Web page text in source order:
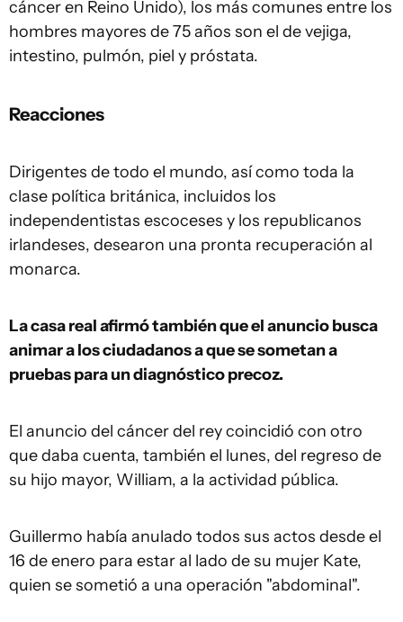
cáncer en Reino Unido), los más comunes entre los
hombres mayores de 75 años son el de vejiga,
intestino, pulmón, piel y próstata.
Reacciones
Dirigentes de todo el mundo, así como toda la
clase política británica, incluidos los
independentistas escoceses y los republicanos
irlandeses, desearon una pronta recuperación al
monarca.
La casa real afirmó también que el anuncio busca
animar a los ciudadanos a que se sometan a
pruebas para un diagnóstico precoz.
El anuncio del cáncer del rey coincidió con otro
que daba cuenta, también el lunes, del regreso de
su hijo mayor, William, a la actividad pública.
Guillermo había anulado todos sus actos desde el
16 de enero para estar al lado de su mujer Kate,
quien se sometió a una operación "abdominal".